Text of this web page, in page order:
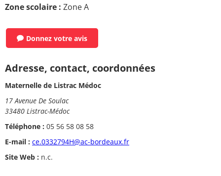
Zone scolaire : Zone A
Donnez votre avis
Adresse, contact, coordonnées
Maternelle de Listrac Médoc
17 Avenue De Soulac
33480 Listrac-Médoc
Téléphone : 05 56 58 08 58
E-mail : ce.0332794H@ac-bordeaux.fr
Site Web : n.c.